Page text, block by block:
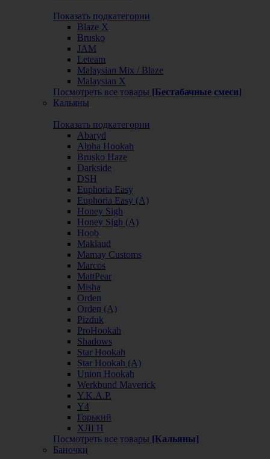
Показать подкатегории
Blaze X
Brusko
JAM
Leteam
Malaysian Mix / Blaze
Malaysian X
Посмотреть все товары [Бестабачные смеси]
Кальяны
Показать подкатегории
Abaryd
Alpha Hookah
Brusko Haze
Darkside
DSH
Euphoria Easy
Euphoria Easy (А)
Honey Sigh
Honey Sigh (А)
Hoob
Maklaud
Mamay Customs
Marcos
MattPear
Misha
Orden
Orden (А)
Pizduk
ProHookah
Shadows
Star Hookah
Star Hookah (А)
Union Hookah
Werkbund Maverick
Y.K.A.P.
Y4
Горький
ХЛГН
Посмотреть все товары [Кальяны]
Баночки